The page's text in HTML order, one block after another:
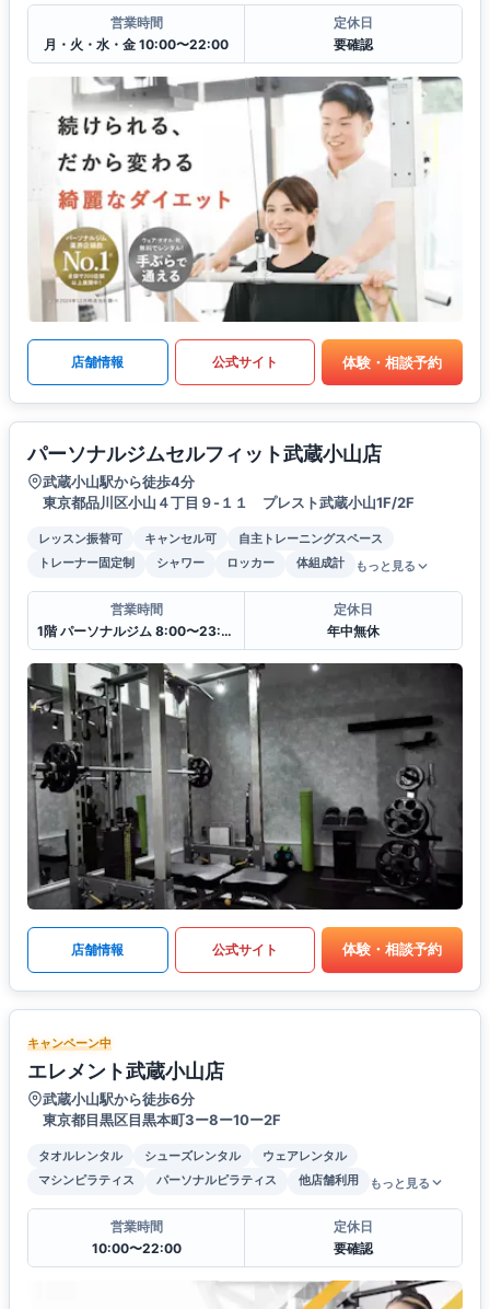
営業時間
月・火・水・金 10:00〜22:00
定休日
要確認
店舗情報 公式サイト 体験・相談予約
パーソナルジムセルフィット武蔵小山店
武蔵小山駅から徒歩4分
東京都品川区小山４丁目９-１１ プレスト武蔵小山1F/2F
レッスン振替可 キャンセル可
自主トレーニングスペース
トレーナー固定制
シャワー ロッカー 体組成計 もっと見る
営業時間
1階 パーソナルジム 8:00〜23:00
定休日
年中無休
店舗情報 公式サイト 体験・相談予約
キャンペーン中
エレメント武蔵小山店
武蔵小山駅から徒歩6分
東京都目黒区目黒本町3ー8ー10ー2F
タオルレンタル シューズレンタル
ウェアレンタル
マシンピラティス
パーソナルピラティス 他店舗利用 もっと見る
営業時間
10:00〜22:00
定休日
要確認